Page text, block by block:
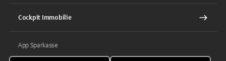
Cockpit Immobilie
App Sparkasse